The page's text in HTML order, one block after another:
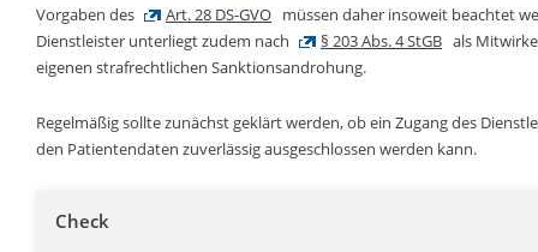
Vorgaben des
Art. 28 DS-GVO müssen daher insoweit beachtet
Dienstleister unterliegt zudem nach
§ 203 Abs. 4 StGB als
eigenen strafrechtlichen Sanktionsandrohung.
Regelmäßig sollte zunächst geklärt werden, ob ein Zugang des
den Patientendaten zuverlässig ausgeschlossen werden kann.
Check